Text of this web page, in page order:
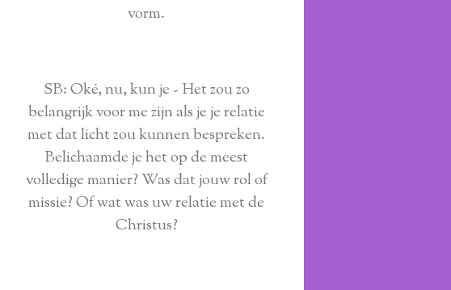
vorm.
SB: Oké, nu, kun je - Het zou zo
belangrijk voor me zijn als je je relatie
met dat licht zou kunnen bespreken.
Belichaamde je het op de meest
volledige manier? Was dat jouw rol of
missie? Of wat was uw relatie met de
Christus?